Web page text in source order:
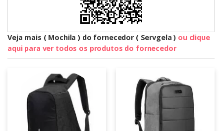
Veja mais ( Mochila ) do fornecedor ( Servgela ) ou clique
aqui para ver todos os produtos do fornecedor